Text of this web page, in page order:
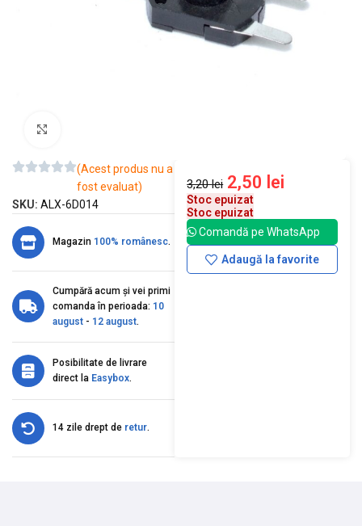
(Acest produs nu a
fost evaluat)
SKU: ALX-6D014
Magazin 100% românesc.
Cumpără acum și vei primi
comanda în perioada: 10
august - 12 august.
Posibilitate de livrare
direct la Easybox.
14 zile drept de retur.
3,20lei 2,50 lei
Stoc epuizat
Stoc epuizat
Comandă pe WhatsApp
Adaugă la favorite